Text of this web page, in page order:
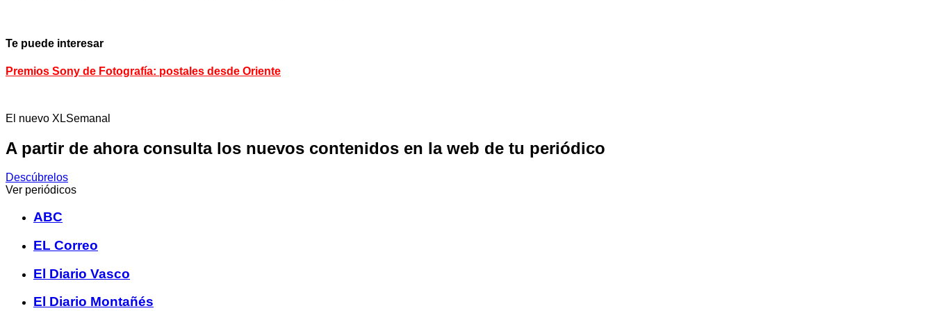
Te puede interesar
Premios Sony de Fotografía: postales desde Oriente
El nuevo XLSemanal
A partir de ahora consulta los nuevos contenidos en la web de tu periódico
Descúbrelos
Ver periódicos
ABC
EL Correo
El Diario Vasco
El Diario Montañés